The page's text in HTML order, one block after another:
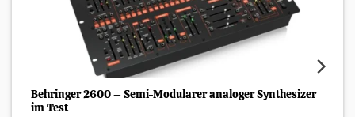
Behringer 2600 – Semi-Modularer analoger Synthesizer
im Test